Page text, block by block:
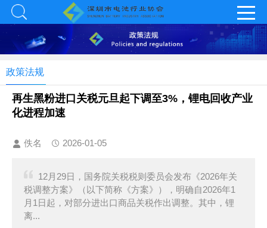
政策法规
再生黑粉进口关税元旦起下调至3%，锂电回收产业
化进程加速
佚名 2026-01-05
12月29日，国务院关税税则委员会发布《2026年关
税调整方案》（以下简称《方案》），明确自2026年1
月1日起，对部分进出口商品关税作出调整。其中，锂
离...